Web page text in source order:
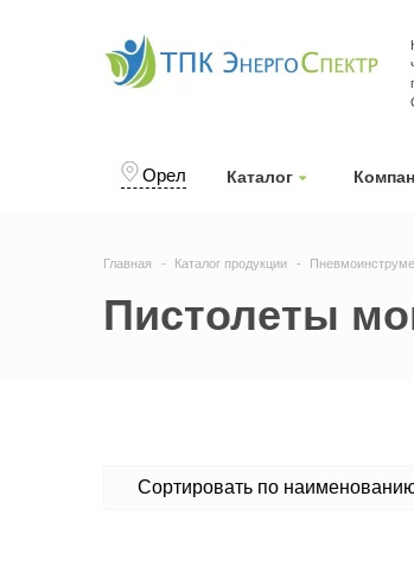
Орел Каталог
Главная Каталог продукции
Пистолеты